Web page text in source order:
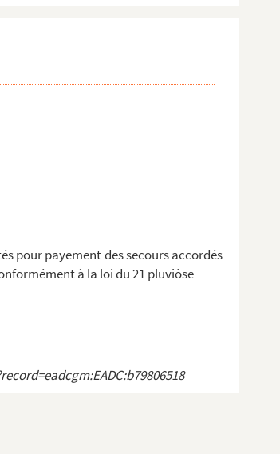
pour payement des secours accordés
à la loi du 21 pluviôse